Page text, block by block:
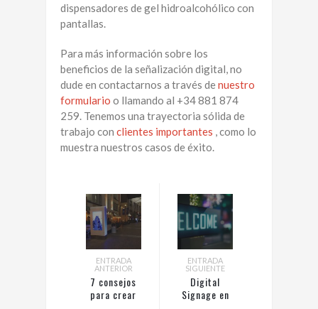
dispensadores de gel hidroalcohólico con
pantallas.
Para más información sobre los
beneficios de la señalización digital, no
dude en contactarnos a través denuestro
formulario o llamando al +34 881 874
259. Tenemos una trayectoria sólida de
trabajo con clientes importantes , como lo
muestra nuestros casos de éxito.
ENTRADA
ANTERIOR
7 consejos
para crear
ENTRADA
SIGUIENTE
Digital
Signage en